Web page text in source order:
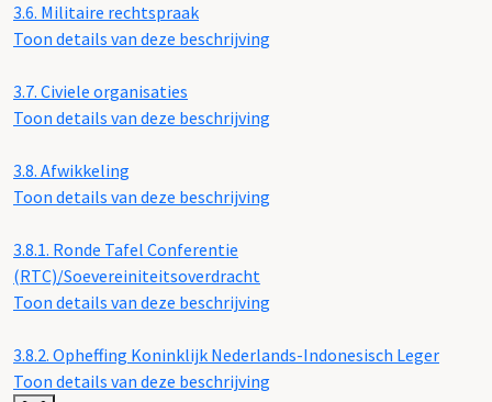
3.6. Militaire rechtspraak
Toon details van deze beschrijving
3.7. Civiele organisaties
Toon details van deze beschrijving
3.8. Afwikkeling
Toon details van deze beschrijving
3.8.1. Ronde Tafel Conferentie
(RTC)/Soevereiniteitsoverdracht
Toon details van deze beschrijving
3.8.2. Opheffing Koninklijk Nederlands-Indonesisch Leger
Toon details van deze beschrijving